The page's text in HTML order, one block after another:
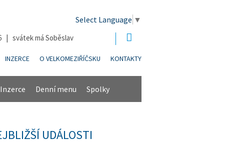
Select Language ▼
| svátek má Soběslav
INZERCE O VELKOMEZIŘÍČSKU KONTAKTY
Inzerce Denní menu Spolky
UDÁLOSTI